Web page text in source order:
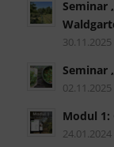
Seminar
30.11.2025
Seminar
02.11.2025
Modul 1:
24.01.2024